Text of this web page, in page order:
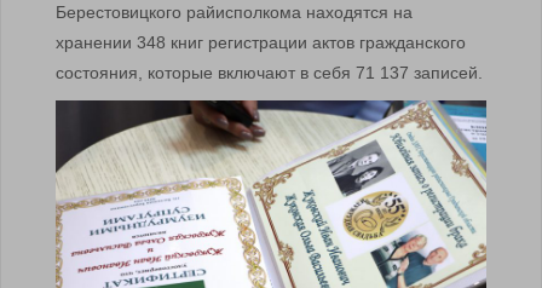
Берестовицкого райисполкома находятся на
хранении 348 книг регистрации актов гражданского
состояния, которые включают в себя 71 137 записей.